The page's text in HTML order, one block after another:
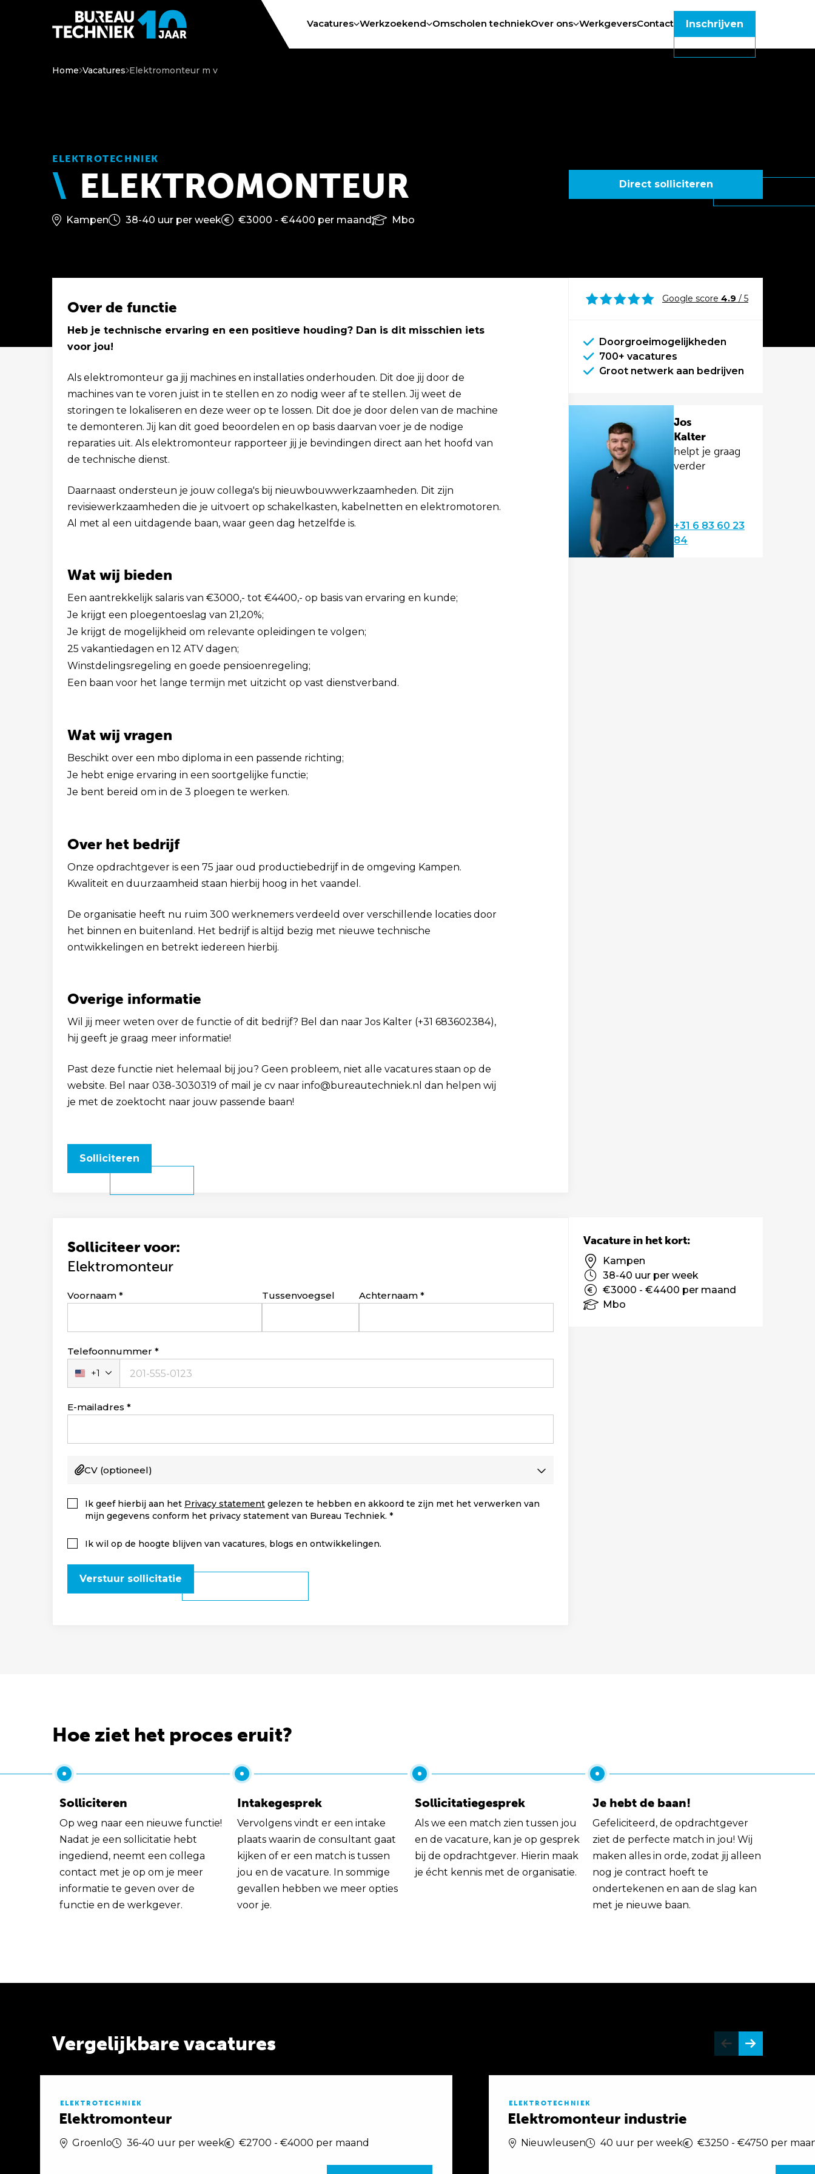
Vacatures Werkzoekend Omscholen techniekOver ons WerkgeversContact Inschrijven
Home Vacatures Elektromonteur m v
ELEKTROTECHNIEK
ELEKTROMONTEUR Direct solliciteren
Kampen 38-40 uur per week €3000 - €4400 per maand Mbo
Solliciteer binnen 1 minuut
Over de functie
Heb je technische ervaring en een positieve houding? Dan is dit misschien iets
voor jou!
Als elektromonteur ga jij machines en installaties onderhouden. Dit doe jij door de
machines van te voren juist in te stellen en zo nodig weer af te stellen. Jij weet de
storingen te lokaliseren en deze weer op te lossen. Dit doe je door delen van de machine
te demonteren. Jij kan dit goed beoordelen en op basis daarvan voer je de nodige
reparaties uit. Als elektromonteur rapporteer jij je bevindingen direct aan het hoofd van
de technische dienst.
Daarnaast ondersteun je jouw collega's bij nieuwbouwwerkzaamheden. Dit zijn
revisiewerkzaamheden die je uitvoert op schakelkasten, kabelnetten en elektromotoren.
Al met al een uitdagende baan, waar geen dag hetzelfde is.
Wat wij bieden
Een aantrekkelijk salaris van €3000,- tot €4400,- op basis van ervaring en kunde;
Je krijgt een ploegentoeslag van 21,20%;
Je krijgt de mogelijkheid om relevante opleidingen te volgen;
25 vakantiedagen en 12 ATV dagen;
Winstdelingsregeling en goede pensioenregeling;
Een baan voor het lange termijn met uitzicht op vast dienstverband.
Wat wij vragen
Beschikt over een mbo diploma in een passende richting;
Je hebt enige ervaring in een soortgelijke functie;
Je bent bereid om in de 3 ploegen te werken.
Over het bedrijf
Onze opdrachtgever is een 75 jaar oud productiebedrijf in de omgeving Kampen.
Kwaliteit en duurzaamheid staan hierbij hoog in het vaandel.
De organisatie heeft nu ruim 300 werknemers verdeeld over verschillende locaties door
het binnen en buitenland. Het bedrijf is altijd bezig met nieuwe technische
ontwikkelingen en betrekt iedereen hierbij.
Overige informatie
Wil jij meer weten over de functie of dit bedrijf? Bel dan naar Jos Kalter (+31 683602384),
hij geeft je graag meer informatie!
Past deze functie niet helemaal bij jou? Geen probleem, niet alle vacatures staan op de
website. Bel naar 038-3030319 of mail je cv naar info@bureautechniek.nl dan helpen wij
je met de zoektocht naar jouw passende baan!
Solliciteren
Google score 4.9 / 5
Doorgroeimogelijkheden
700+ vacatures
Groot netwerk aan bedrijven
Jos
Kalter
helpt je graag
verder
+31 6 83 60 23
84
Solliciteer voor:
Elektromonteur
Leave
Voornaam Tussenvoegsel Achternaam
Telefoonnummer
Verenigde
Staten
+1
+1
E-mailadres
CV (optioneel)
Ik geef hierbij aan het Privacy statement gelezen te hebben en akkoord te zijn met het verwerken van
mijn gegevens conform het privacy statement van Bureau Techniek.
Ik wil op de hoogte blijven van vacatures, blogs en ontwikkelingen.
Verstuur sollicitatie
Vacature in het kort:
Kampen
38-40 uur per week
€3000 - €4400 per maand
Mbo
Hoe ziet het proces eruit?
Solliciteren
Op weg naar een nieuwe functie!
Nadat je een sollicitatie hebt
ingediend, neemt een collega
contact met je op om je meer
informatie te geven over de
functie en de werkgever.
Intakegesprek
Vervolgens vindt er een intake
plaats waarin de consultant gaat
kijken of er een match is tussen
jou en de vacature. In sommige
gevallen hebben we meer opties
voor je.
Sollicitatiegesprek
Als we een match zien tussen jou
en de vacature, kan je op gesprek
bij de opdrachtgever. Hierin maak
je écht kennis met de organisatie.
Je hebt de baan!
Gefeliciteerd, de opdrachtgever
ziet de perfecte match in jou! Wij
maken alles in orde, zodat jij alleen
nog je contract hoeft te
ondertekenen en aan de slag kan
met je nieuwe baan.
Vergelijkbare vacatures
ELEKTROTECHNIEK
Elektromonteur
Groenlo 36-40 uur per week €2700 - €4000 per maand
ELEKTROTECHNIEK
Elektromonteur industrie
Nieuwleusen 40 uur per week €3250 - €4750 per